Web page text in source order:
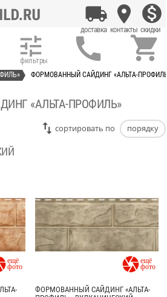
  
ФОРМОВАННЫЙ САЙДИНГ «АЛЬТА-
«АЛЬТА-ПРОФИЛЬ»
cортировать по порядку

ФОРМОВАННЫЙ САЙДИНГ «АЛЬТА-